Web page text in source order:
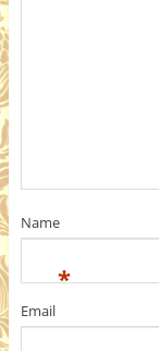
Name
*
Email